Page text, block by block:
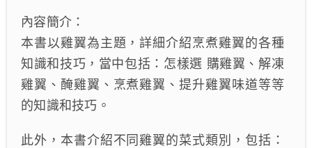
內容簡介：
本書以雞翼為主題，詳細介紹烹煮雞翼的各種
知識和技巧，當中包括：怎樣選 購雞翼、解凍
雞翼、醃雞翼、烹煮雞翼、提升雞翼味道等等
的知識和技巧。
此外，本書介紹不同雞翼的菜式類別，包括：